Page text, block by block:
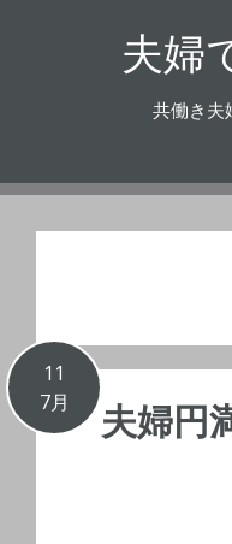
ス
夫婦
共働き夫
11
7月
夫婦円